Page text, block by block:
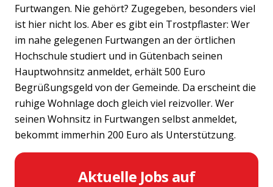
Furtwangen. Nie gehört? Zugegeben, besonders viel
ist hier nicht los. Aber es gibt ein Trostpflaster: Wer
im nahe gelegenen Furtwangen an der örtlichen
Hochschule studiert und in Gütenbach seinen
Hauptwohnsitz anmeldet, erhält 500 Euro
Begrüßungsgeld von der Gemeinde. Da erscheint die
ruhige Wohnlage doch gleich viel reizvoller. Wer
seinen Wohnsitz in Furtwangen selbst anmeldet,
bekommt immerhin 200 Euro als Unterstützung.
Aktuelle Jobs auf